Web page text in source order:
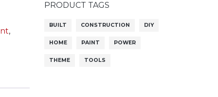
,
PRODUCT TAGS
BUILT CONSTRUCTION DIY
HOME PAINT POWER
THEME TOOLS